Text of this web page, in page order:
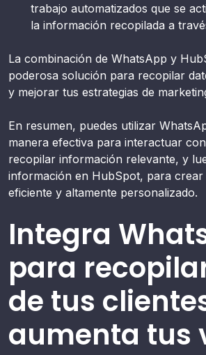
trabajo automatizados que se
la información recopilada a
La combinación de WhatsApp y
poderosa solución para recopilar
y mejorar tus estrategias de
En resumen, puedes utilizar
manera efectiva para interactuar
recopilar información relevante, y
información en HubSpot, para
eficiente y altamente personalizado.
Integra
para
de tus
aumenta tus